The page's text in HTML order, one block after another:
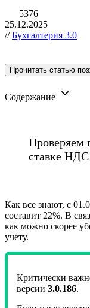
5376
25.12.2025
//Бухгалтерия 3.0
Прочитать статью
Содержание
Проверяем
ставке НДС
Как все знают, с
составит 22%. В
как можно скорее
учету.
Критически
версии 3.0.186.